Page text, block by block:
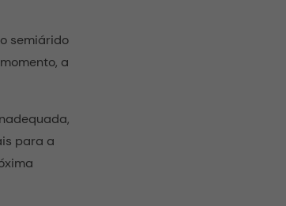
semiárido
a
para a